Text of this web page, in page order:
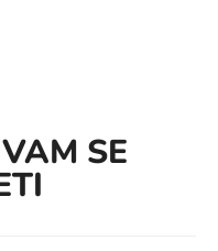
SE